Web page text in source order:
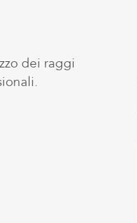
dei raggi
.